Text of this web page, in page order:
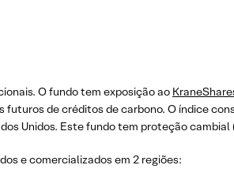
O fundo tem exposição ao
de créditos de carbono. O índice
Unidos. Este fundo tem proteção cambial
e comercializados em 2 regiões: